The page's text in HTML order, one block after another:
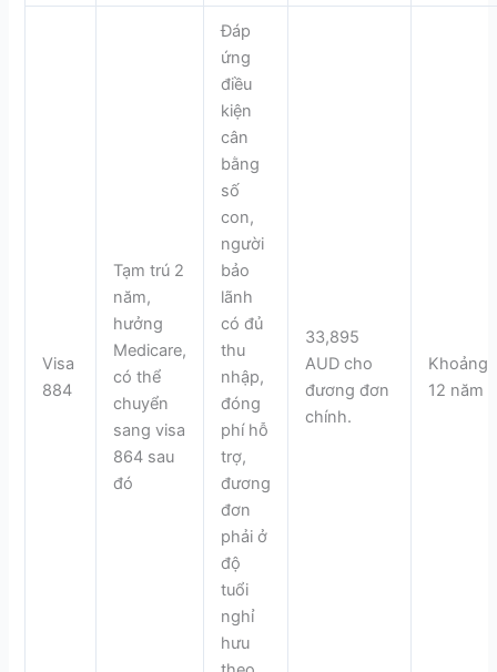
Visa
884
Tạm trú 2
năm,
hưởng
Medicare,
có thể
chuyển
sang visa
864 sau
đó
Đáp
ứng
điều
kiện
cân
bằng
số
con,
người
bảo
lãnh
có đủ
thu
nhập,
đóng
phí hỗ
trợ,
đương
đơn
phải ở
độ
tuổi
nghỉ
hưu
33,895
AUD cho
đương đơn
chính.
Khoảng
12 năm